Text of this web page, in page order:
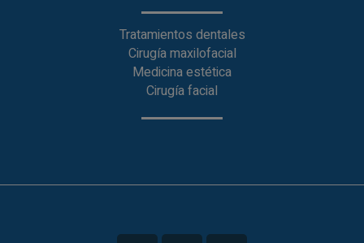
Tratamientos dentales
Cirugía maxilofacial
Medicina estética
Cirugía facial